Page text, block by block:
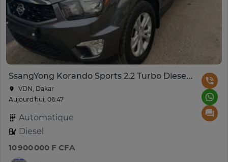
SsangYong Korando Sports 2.2 Turbo Diesel 4WD
VDN, Dakar
Aujourd'hui, 06:47
Automatique
Diesel
10 900 000 F CFA